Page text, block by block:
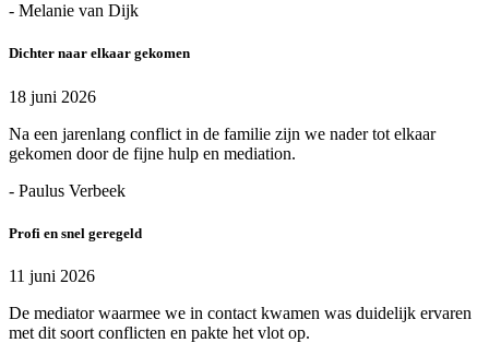
- Melanie van Dijk
Dichter naar elkaar gekomen
18 juni 2026
Na een jarenlang conflict in de familie zijn we nader tot elkaar
gekomen door de fijne hulp en mediation.
- Paulus Verbeek
Profi en snel geregeld
11 juni 2026
De mediator waarmee we in contact kwamen was duidelijk ervaren
met dit soort conflicten en pakte het vlot op.